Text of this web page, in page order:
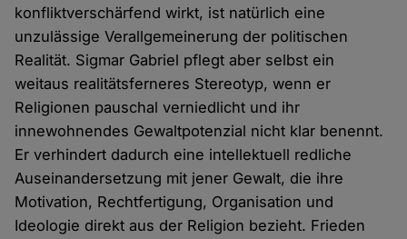
konfliktverschärfend wirkt, ist natürlich eine
unzulässige Verallgemeinerung der politischen
Realität. Sigmar Gabriel pflegt aber selbst ein
weitaus realitätsferneres Stereotyp, wenn er
Religionen pauschal verniedlicht und ihr
innewohnendes Gewaltpotenzial nicht klar benennt.
Er verhindert dadurch eine intellektuell redliche
Auseinandersetzung mit jener Gewalt, die ihre
Motivation, Rechtfertigung, Organisation und
Ideologie direkt aus der Religion bezieht. Frieden